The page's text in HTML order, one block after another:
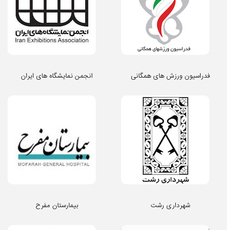
انجمن نمایشگاه های ایران فدراسیون ورزش های همگانی
بیمارستان مفرح شهرداری رشت